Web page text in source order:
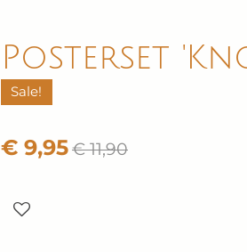
Posterset
Sale!
€ 9,95€ 11,90